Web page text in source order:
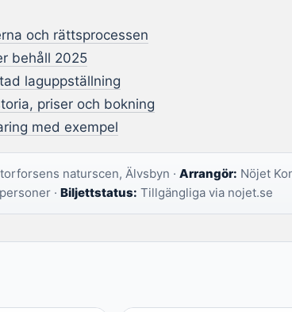
och rättsprocessen
behåll 2025
laguppställning
priser och bokning
med exempel
naturscen, Älvsbyn · Arrangör: Nöjet
· Biljettstatus: Tillgängliga via nojet.se